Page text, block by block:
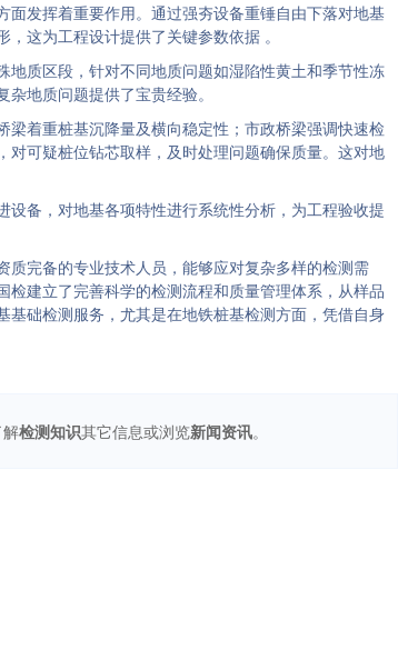
发挥着重要作用。通过强夯设备重锤自由下落对地基
这为工程设计提供了关键参数依据 。
质区段，针对不同地质问题如湿陷性黄土和季节性冻
地质问题提供了宝贵经验。
着重桩基沉降量及横向稳定性；市政桥梁强调快速检
可疑桩位钻芯取样，及时处理问题确保质量。这对地
备，对地基各项特性进行系统性分析，为工程验收提
完备的专业技术人员，能够应对复杂多样的检测需
建立了完善科学的检测流程和质量管理体系，从样品
础检测服务，尤其是在地铁桩基检测方面，凭借自身
检测知识其它信息或浏览新闻资讯。